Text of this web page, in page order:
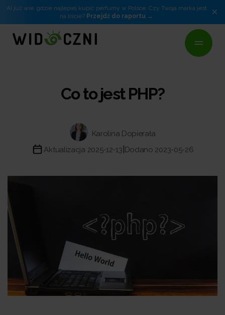
AI już wie, gdzie najlepiej kupić perfumy w Polsce. Czy Twoja marka jest
na liście? Przejdź do raportu ×
Co to jest PHP?
Karolina Dopierała
Aktualizacja 2025-12-13 Dodano 2023-05-26